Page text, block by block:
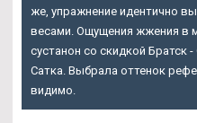
же, упражнение идентично
весами. Ощущения жжения в
сустанон со скидкой Братск
Сатка. Выбрала оттенок
видимо.